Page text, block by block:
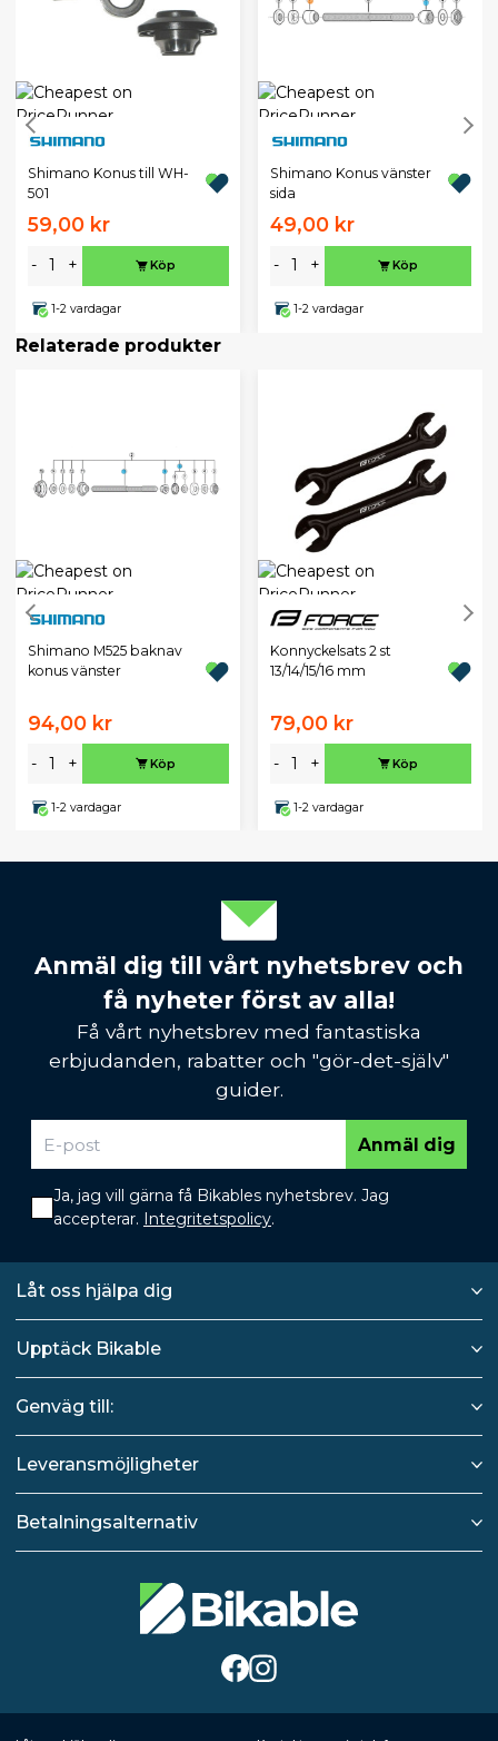
Shimano Konus till WH-
501
59,00 kr
- + Köp
1-2 vardagar
Shimano Konus vänster
sida
49,00 kr
- + Köp
1-2 vardagar
Relaterade produkter
Shimano M525 baknav
konus vänster
94,00 kr
- + Köp
1-2 vardagar
Konnyckelsats 2 st
13/14/15/16 mm
79,00 kr
- + Köp
1-2 vardagar
Anmäl dig till vårt nyhetsbrev och
få nyheter först av alla!
Få vårt nyhetsbrev med fantastiska
erbjudanden, rabatter och "gör-det-själv"
guider.
Anmäl dig
Ja, jag vill gärna få Bikables nyhetsbrev. Jag
accepterar. Integritetspolicy.
Låt oss hjälpa dig
Upptäck Bikable
Genväg till:
Leveransmöjligheter
Betalningsalternativ